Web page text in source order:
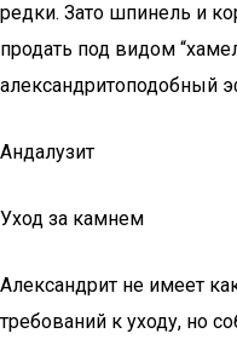
редки. Зато шпинель и
продать под видом
александритоподобный
Андалузит
Уход за камнем
Александрит не имеет
требований к уходу, но